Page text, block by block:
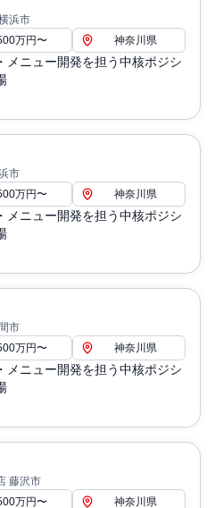
浜市
万円〜 神奈川県
メニュー開発を担う中核ポジシ
市
万円〜 神奈川県
メニュー開発を担う中核ポジシ
市
万円〜 神奈川県
メニュー開発を担う中核ポジシ
藤沢市
万円〜 神奈川県